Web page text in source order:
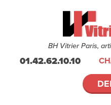
BH Vitrier Paris,
01.42.62.10.10